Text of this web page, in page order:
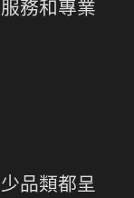
務和專業
品類都呈